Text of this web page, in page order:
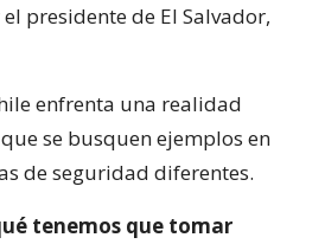
presidente de El Salvador,
enfrenta una realidad
se busquen ejemplos en
de seguridad diferentes.
tenemos que tomar